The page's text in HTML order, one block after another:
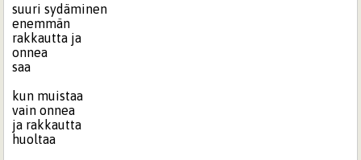
suuri sydäminen
enemmän
rakkautta ja
onnea
saa
kun muistaa
vain onnea
ja rakkautta
huoltaa